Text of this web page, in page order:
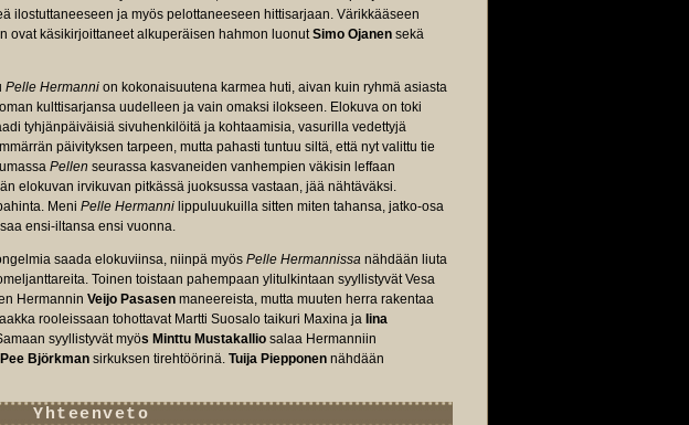
ilostuttaneeseen ja myös pelottaneeseen hittisarjaan. Värikkääseen
ovat käsikirjoittaneet alkuperäisen hahmon luonutSimo Ojanen sekä
Pelle Hermanni on kokonaisuutena karmea huti, aivan kuin ryhmä asiasta
kulttisarjansa uudelleen ja vain omaksi ilokseen. Elokuva on toki
tyhjänpäiväisiä sivuhenkilöitä ja kohtaamisia, vasurilla vedettyjä
päivityksen tarpeen, mutta pahasti tuntuu siltä, että nyt valittu tie
Pellen seurassa kasvaneiden vanhempien väkisin leffaan
elokuvan irvikuvan pitkässä juoksussa vastaan, jää nähtäväksi.
Meni Pelle Hermanni lippuluukuilla sitten miten tahansa, jatko-osa
saa ensi-iltansa ensi vuonna.
saada elokuviinsa, niinpä myös Pelle Hermannissa nähdään liuta
Toinen toistaan pahempaan ylitulkintaan syyllistyvät Vesa
Hermannin Veijo Pasasen maneereista, mutta muuten herra rakentaa
rooleissaan tohottavat Martti Suosalo taikuri Maxina ja Iina
syyllistyvät myös Minttu Mustakallio salaa Hermanniin
Björkman sirkuksen tirehtöörinä. Tuija Piepponen nähdään
Yhteenveto